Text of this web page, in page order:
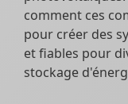
comment ces
pour créer des
et fiables pour
stockage